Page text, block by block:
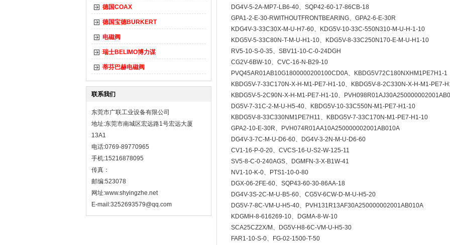
德国COAX
德国宝德BURKERT
电磁阀
瑞士BELIMO博力谋
蒂芬巴赫电磁阀
联系我们
东莞市广联工业设备有限公司
地址:东莞市南城区宏远路1号宏远大厦
13A1
电话:0769-89770965
手机:15216878095
传真：
邮编:523078
网址:www.shyingzhe.net
E-mail:3252693579@qq.com
DG4V-5-2A-MP7-LB6-40、SQP42-60-17-86CB-18
GPA1-2-E-30-RWITHOUTFRONTBEARING、GPA2-6-E-30R
KDG4V-3-33C30X-M-U-H7-60、KDG5V-10-33C-550N310-M-U-H-1-10
KDG5V-5-33C80N-T-M-U-H1-10、KDG5V-8-33C250N170-E-M-U-H1-10
RV5-10-S-0-35、SBV11-10-C-0-24DGH
CG2V-6BW-10、CVC-16-N-B29-10
PVQ45AR01AB10G1800000200100CD0A、KBDG5V72C180NXHM1PE7H1-1
KBDG5V-7-33C170N-X-H-M1-PE7-H1-10、KBDG5V-8-2C330N-X-H-M1-PE7-
KBDG5V-5-2C90N-X-H-M1-PE7-H1-10、
DG5V-7-31C-2-M-U-H5-40、KBDG5V-10-33C550N-M1-PE7-H1-10
KBDG5V-8-33C330NM1PE7H11、KBDG5V-7-33C170N-M1-PE7-H1-10
GPA2-10-E-30R、PVH074R01AA10A250000002001AB010A
DG4V-3-7C-M-U-D6-60、DG4V-3-2N-M-U-D6-60
CV1-16-P-0-20、CVCS-16-U-S2-W-125-11
SV5-8-C-0-240AGS、DGMFN-3-X-B1W-41
NV1-10-K-0、PTS1-10-0-80
DGX-06-2FE-60、SQP43-60-30-86AA-18
DG4V-3S-2C-M-U-B5-60、CG5V-6CW-D-M-U-H5-20
DG5V-7-8C-VM-U-H5-40、PVH131R13AF30A250000002001AB010A
KDGMH-8-616269-10、DGMA-8-W-10
SCA25CZ2X/M、DG5V-H8-6C-VM-U-H5-30
FAR1-10-S-0、FG-02-1500-T-50